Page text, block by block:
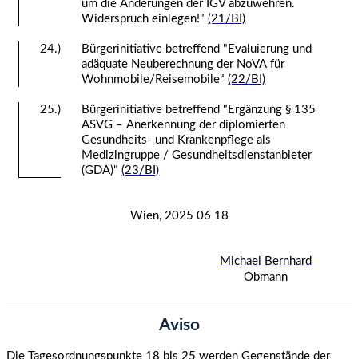
um die Änderungen der IGV abzuwehren.
Widerspruch einlegen!"(21/BI)
24.)
Bürgerinitiative betreffend "Evaluierung und
adäquate Neuberechnung der NoVA für
Wohnmobile/Reisemobile"(22/BI)
25.)
Bürgerinitiative betreffend "Ergänzung § 135
ASVG – Anerkennung der diplomierten
Gesundheits- und Krankenpflege als
Medizingruppe / Gesundheitsdienstanbieter
(GDA)"(23/BI)
Wien, 2025 06 18
Michael Bernhard
Obmann
Aviso
Die Tagesordnungspunkte 18 bis 25 werden Gegenstände der